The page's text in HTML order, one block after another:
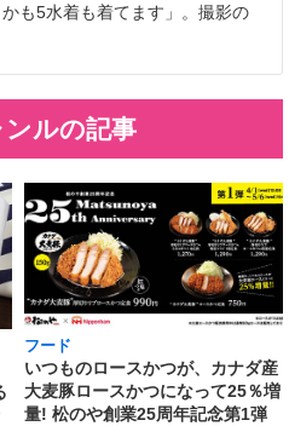
も5水着も着てます」。撮影の
ンルの記事
フード
いつものロースかつが、カナダ産
大麦豚ロースかつになって25％増
量! 松のや創業25周年記念第1弾